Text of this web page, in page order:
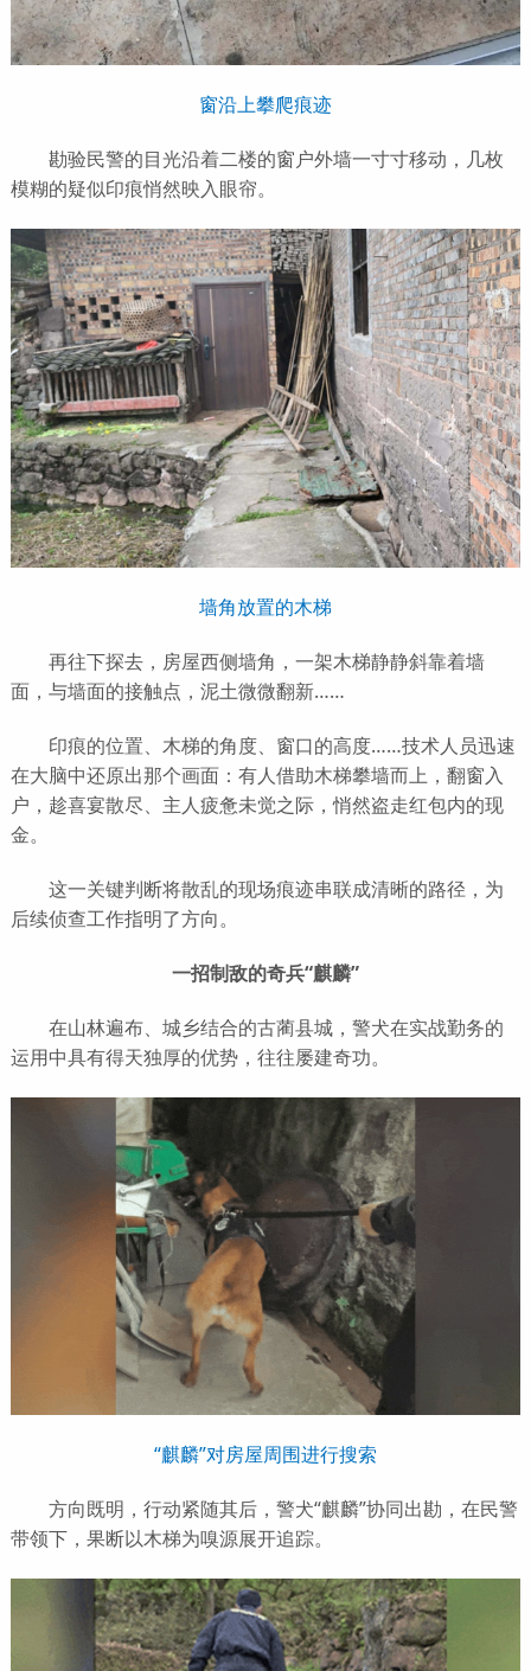
窗沿上攀爬痕迹
勘验民警的目光沿着二楼的窗户外墙一寸寸移动，几枚
模糊的疑似印痕悄然映入眼帘。
墙角放置的木梯
再往下探去，房屋西侧墙角，一架木梯静静斜靠着墙
面，与墙面的接触点，泥土微微翻新……
印痕的位置、木梯的角度、窗口的高度……技术人员迅速
在大脑中还原出那个画面：有人借助木梯攀墙而上，翻窗入
户，趁喜宴散尽、主人疲惫未觉之际，悄然盗走红包内的现
金。
这一关键判断将散乱的现场痕迹串联成清晰的路径，为
后续侦查工作指明了方向。
一招制敌的奇兵“麒麟”
在山林遍布、城乡结合的古蔺县城，警犬在实战勤务的
运用中具有得天独厚的优势，往往屡建奇功。
“麒麟”对房屋周围进行搜索
方向既明，行动紧随其后，警犬“麒麟”协同出勘，在民警
带领下，果断以木梯为嗅源展开追踪。